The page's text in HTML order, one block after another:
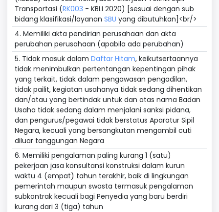
Transportasi (RK003 - KBLI 2020) [sesuai dengan sub
bidang klasifikasi/layanan SBU yang dibutuhkan]<br/>
4. Memiliki akta pendirian perusahaan dan akta
perubahan perusahaan (apabila ada perubahan)
5. Tidak masuk dalam Daftar Hitam, keikutsertaannya
tidak menimbulkan pertentangan kepentingan pihak
yang terkait, tidak dalam pengawasan pengadilan,
tidak pailit, kegiatan usahanya tidak sedang dihentikan
dan/atau yang bertindak untuk dan atas nama Badan
Usaha tidak sedang dalam menjalani sanksi pidana,
dan pengurus/pegawai tidak berstatus Aparatur Sipil
Negara, kecuali yang bersangkutan mengambil cuti
diluar tanggungan Negara
6. Memiliki pengalaman paling kurang 1 (satu)
pekerjaan jasa konsultansi konstruksi dalam kurun
waktu 4 (empat) tahun terakhir, baik di lingkungan
pemerintah maupun swasta termasuk pengalaman
subkontrak kecuali bagi Penyedia yang baru berdiri
kurang dari 3 (tiga) tahun